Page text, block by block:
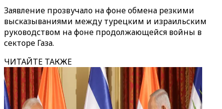
Заявление прозвучало на фоне обмена резкими
высказываниями между турецким и израильским
руководством на фоне продолжающейся войны в
секторе Газа.
ЧИТАЙТЕ ТАКЖЕ